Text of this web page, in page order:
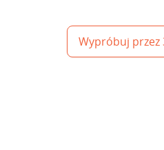
Wypróbuj przez